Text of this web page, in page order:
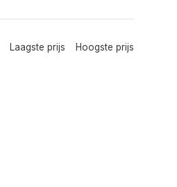
Laagste prijs Hoogste prijs